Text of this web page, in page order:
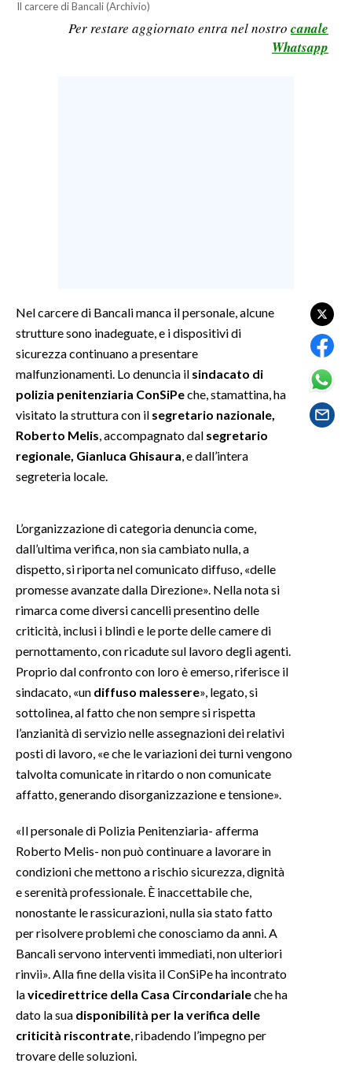
SALUTE
SARDEGNA TURISMO
SARDI NEL MONDO
NOTIZIE
EVENTI
3 MINUTI CON
INSULARITÀ
INFO AZIENDE
ABBONATI
ANNUNCI
PUBBLICITÀ
SPIAGGE
STORE
Il carcere di Bancali (Archivio)
Per restare aggiornato entra nel nostro canale
Whatsapp
Nel carcere di Bancali manca il personale, alcune
strutture sono inadeguate, e i dispositivi di
sicurezza continuano a presentare
malfunzionamenti. Lo denuncia il sindacato di
polizia penitenziaria ConSiPeche, stamattina, ha
visitato la struttura con il segretario nazionale,
Roberto Melis , accompagnato dal segretario
regionale, Gianluca Ghisaura , e dall’intera
segreteria locale.
L’organizzazione di categoria denuncia come,
dall’ultima verifica, non sia cambiato nulla, a
dispetto, si riporta nel comunicato diffuso, «delle
promesse avanzate dalla Direzione». Nella nota si
rimarca come diversi cancelli presentino delle
criticità, inclusi i blindi e le porte delle camere di
pernottamento, con ricadute sul lavoro degli agenti.
Proprio dal confronto con loro è emerso, riferisce il
sindacato, «un diffuso malessere», legato, si
sottolinea, al fatto che non sempre si rispetta
l’anzianità di servizio nelle assegnazioni dei relativi
posti di lavoro, «e che le variazioni dei turni vengono
talvolta comunicate in ritardo o non comunicate
affatto, generando disorganizzazione e tensione».
«Il personale di Polizia Penitenziaria- afferma
Roberto Melis- non può continuare a lavorare in
condizioni che mettono a rischio sicurezza, dignità
e serenità professionale. È inaccettabile che,
nonostante le rassicurazioni, nulla sia stato fatto
per risolvere problemi che conosciamo da anni. A
Bancali servono interventi immediati, non ulteriori
rinvii». Alla fine della visita il ConSiPe ha incontrato
lavicedirettrice della Casa Circondarialeche ha
dato la sua disponibilità per la verifica delle
criticità riscontrate , ribadendo l’impegno per
trovare delle soluzioni.